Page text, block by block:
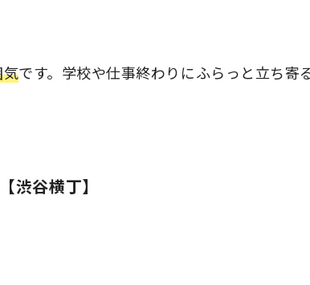
です。 学校や仕事終わりにふらっと立ち寄
渋谷横丁】